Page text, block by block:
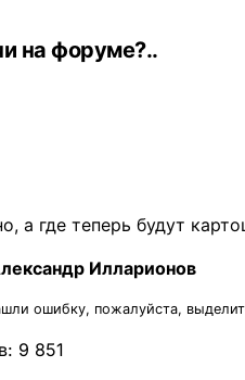
на форуме?..
а где теперь будут
Илларионов
ошибку, пожалуйста,
9 851